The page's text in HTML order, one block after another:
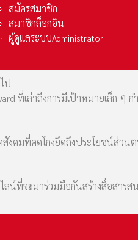
สมัครสมาชิก
สมาชิกล็อกอิน
ผู้ดูแลระบบAdministrator
ป
ที่เล่าถึงการมีเป้าหมายเล็ก
สังคมที่คดโกงยึดถึงประโยชน์ส่
น์ที่จะมาร่วมมือกันสร้างสื่อสารส